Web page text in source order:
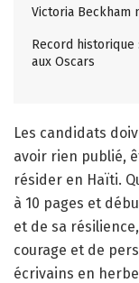
Victoria Beckham
Record
aux Oscars
Les candidats
avoir rien publié,
résider en Haïti.
à 10 pages et
et de sa
courage et de
écrivains en